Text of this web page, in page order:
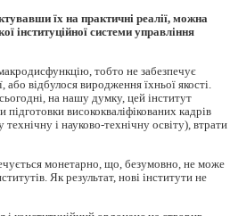
їх на практичні реалії, можна
інституційної системи управління
тобто не забезпечує
або відбулося виродження їхньої якості.
на нашу думку, цей інститут
висококваліфікованих кадрів
і науково-технічну освіту), втрати
монетарно, що, безумовно, не може
Як результат, нові інститути не